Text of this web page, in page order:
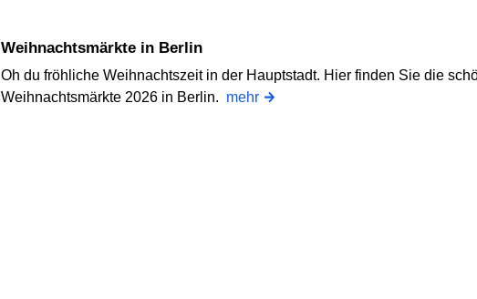
Weihnachtsmärkte in Berlin
Oh du fröhliche Weihnachtszeit in der Hauptstadt. Hier finden Sie die
Weihnachtsmärkte 2026 in Berlin. mehr